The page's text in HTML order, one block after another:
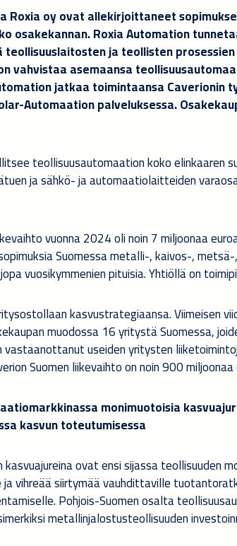
Roxia oy ovat allekirjoittaneet
osakekannan. Roxia Automation
ja teollisten
vahvistaa asemaansa
jatkaa toimintaansa
Automaation palveluksessa.
teollisuusautomaation koko elinkaaren
ja sähkö- ja automaatiolaitteiden
vuonna 2024 oli noin 7 miljoonaa
Suomessa metalli-, kaivos-,
vuosikymmenien pituisia. Yhtiöllä on
kasvustrategiaansa. Viimeisen
muodossa 16 yritystä Suomessa,
vastaanottanut useiden yritysten
Suomen liikevaihto on noin 900
monimuotoisia
kasvun toteutumisessa
ovat ensi sijassa teollisuuden
vihreää siirtymää vauhdittaville
Pohjois-Suomen osalta
metallinjalostusteollisuuden